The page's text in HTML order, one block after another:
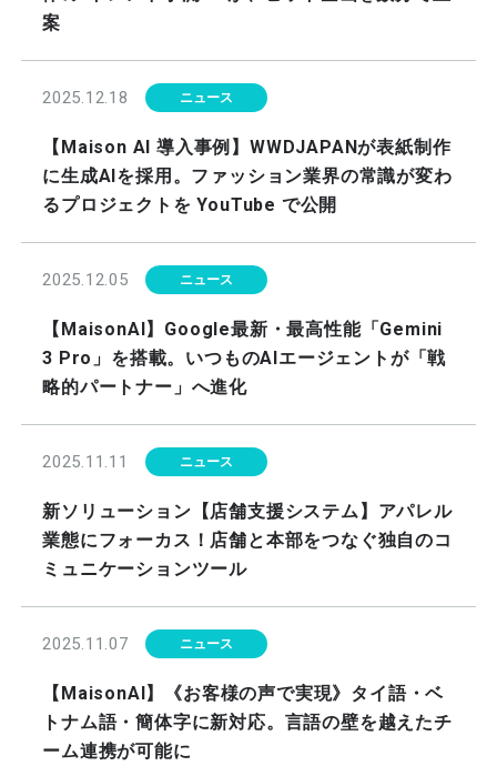
案
2025.12.18 ニュース
【Maison AI 導入事例】WWDJAPANが表紙制作
に生成AIを採用。ファッション業界の常識が変わ
るプロジェクトを YouTube で公開
2025.12.05 ニュース
【MaisonAI】Google最新・最高性能「Gemini
3 Pro」を搭載。いつものAIエージェントが「戦
略的パートナー」へ進化
2025.11.11 ニュース
新ソリューション【店舗支援システム】アパレル
業態にフォーカス！店舗と本部をつなぐ独自のコ
ミュニケーションツール
2025.11.07 ニュース
【MaisonAI】《お客様の声で実現》タイ語・ベ
トナム語・簡体字に新対応。言語の壁を越えたチ
ーム連携が可能に